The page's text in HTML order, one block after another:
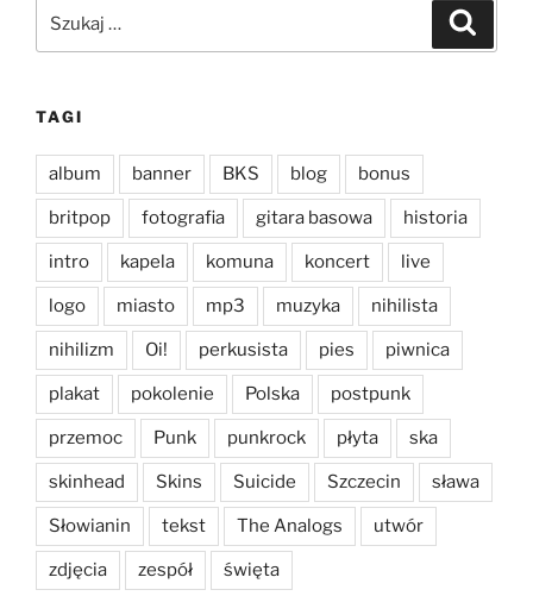
TAGI
album banner BKS blog bonus
britpop fotografia gitara basowa historia
intro kapela komuna koncert live
logo miasto mp3 muzyka nihilista
nihilizm Oi! perkusista pies piwnica
plakat pokolenie Polska postpunk
przemoc Punk punkrock płyta ska
skinhead Skins Suicide Szczecin sława
Słowianin tekst The Analogs utwór
zdjęcia zespół święta